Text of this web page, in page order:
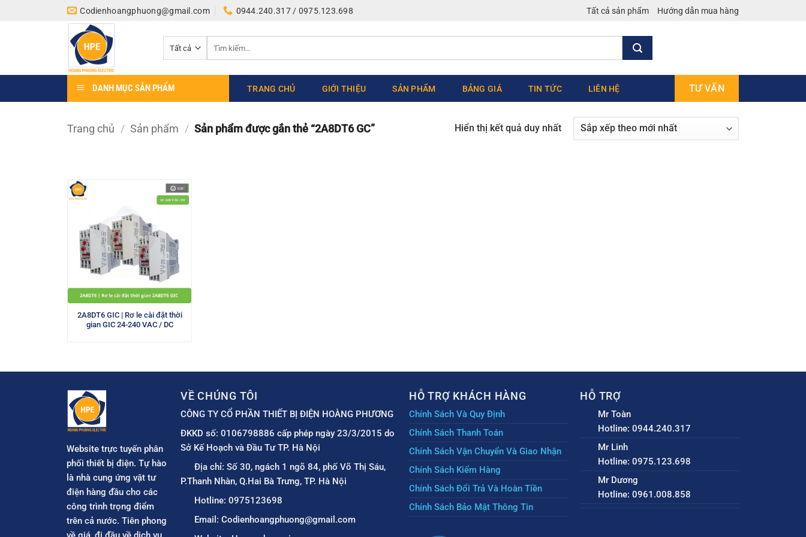
Codienhoangphuong@gmail.com 0944.240.317 / 0975.123.698 Tất cả sản phẩm Hướng dẫn mua hàng
kiếm:
DANH MỤC SẢN PHẨM TRANG CHỦ GIỚI THIỆU SẢN PHẨM BẢNG GIÁ TIN TỨC LIÊN HỆ TƯ VẤN
Trang chủ / Sản phẩm / Sản phẩm được gắn thẻ “2A8DT6 GC” Hiển thị kết quả duy nhất
2A8DT6 GIC | Rơ le cài đặt thời
gian GIC 24-240 VAC / DC
Website trực tuyến phân
phối thiết bị điện. Tự hào
là nhà cung ứng vật tư
điện hàng đầu cho các
công trình trọng điểm
trên cả nước. Tiên phong
VỀ CHÚNG TÔI
CÔNG TY CỔ PHẦN THIẾT BỊ ĐIỆN HOÀNG PHƯƠNG
ĐKKD số: 0106798886 cấp phép ngày 23/3/2015 do
Sở Kế Hoạch và Đầu Tư TP. Hà Nội
Địa chỉ: Số 30, ngách 1 ngõ 84, phố Võ Thị Sáu,
P.Thanh Nhàn, Q.Hai Bà Trưng, TP. Hà Nội
Hotline: 0975123698
Email: Codienhoangphuong@gmail.com
HỖ TRỢ KHÁCH HÀNG
Chính Sách Và Quy Định
Chính Sách Thanh Toán
Chính Sách Vận Chuyển Và Giao Nhận
Chính Sách Kiểm Hàng
Chính Sách Đổi Trả Và Hoàn Tiền
Chính Sách Bảo Mật Thông Tin
HỖ TRỢ
Mr Toàn
Hotline: 0944.240.317
Mr Linh
Hotline: 0975.123.698
Mr Dương
Hotline: 0961.008.858